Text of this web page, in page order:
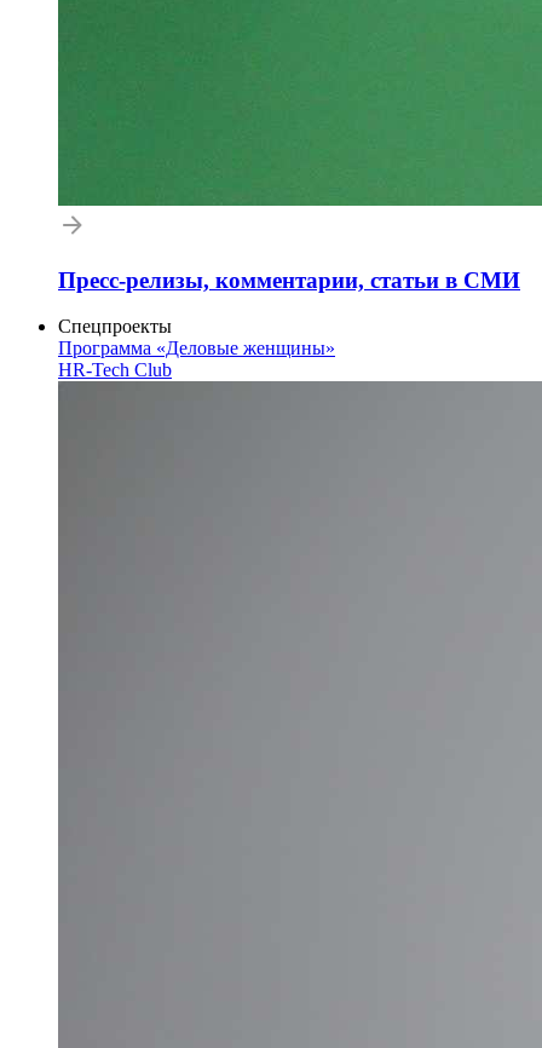
Пресс-релизы, комментарии, статьи в СМИ
Спецпроекты
Программа «Деловые женщины»
HR-Tech Club